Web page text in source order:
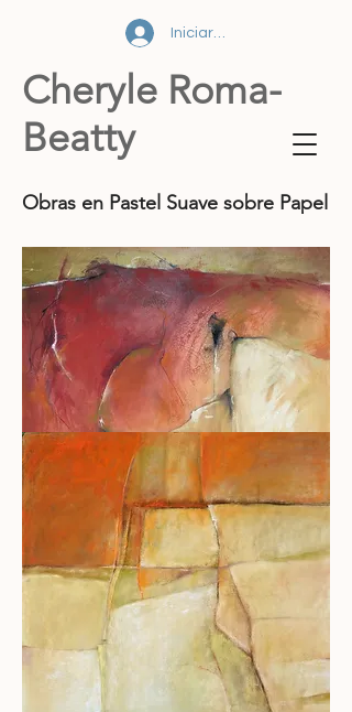
Cheryle Roma-
Beatty
Iniciar sesión
Obras en Pastel Suave sobre Papel